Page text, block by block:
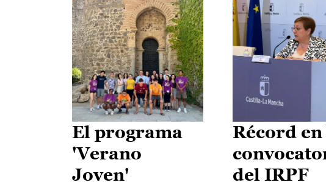
El programa
'Verano
Joven'
Récord
del IRPF